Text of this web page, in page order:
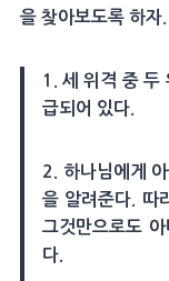
을 찾아보도록 하자
1. 세 위격 중 두
급되어 있다.
2. 하나님에게
을 알려준다. 따
그것만으로도
다.